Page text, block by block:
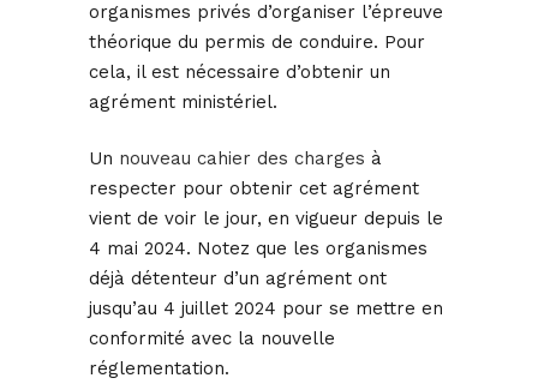
organismes privés d’organiser l’épreuve
théorique du permis de conduire. Pour
cela, il est nécessaire d’obtenir un
agrément ministériel.
Un nouveau cahier des charges à
respecter pour obtenir cet agrément
vient de voir le jour, en vigueur depuis le
4 mai 2024. Notez que les organismes
déjà détenteur d’un agrément ont
jusqu’au 4 juillet 2024 pour se mettre en
conformité avec la nouvelle
réglementation.